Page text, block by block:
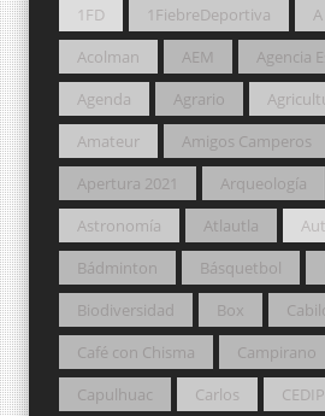
1FD 1FiebreDeportiva
Acolman
AEM
Agencia
Agenda
Agrario
Amateur
Amigos Camperos
Apertura 2021
Arqueología
Astronomía
Atlautla
Bádminton
Básquetbol
Biodiversidad
Box
Café con Chisma
Campirano
Capulhuac
Carlos